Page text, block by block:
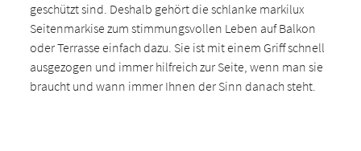
geschützt sind. Deshalb gehört die schlanke markilux
Seitenmarkise zum stimmungsvollen Leben auf Balkon
oder Terrasse einfach dazu. Sie ist mit einem Griff schnell
ausgezogen und immer hilfreich zur Seite, wenn man sie
braucht und wann immer Ihnen der Sinn danach steht.